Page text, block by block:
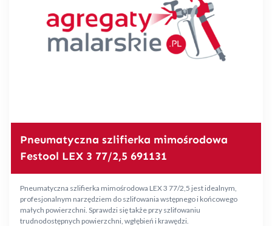
Pneumatyczna szlifierka mimośrodowa
Festool LEX 3 77/2,5 691131
Pneumatyczna szlifierka mimośrodowa LEX 3 77/2,5 jest idealnym,
profesjonalnym narzędziem do szlifowania wstępnego i końcowego
małych powierzchni. Sprawdzi się także przy szlifowaniu
trudnodostępnych powierzchni, wgłębień i krawędzi.